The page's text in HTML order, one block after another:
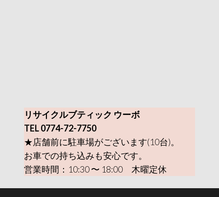
リサイクルブティック ウーボ
TEL 0774-72-7750
★店舗前に駐車場がございます(10台)。
お車での持ち込みも安心です。
営業時間：10:30 〜 18:00 木曜定休